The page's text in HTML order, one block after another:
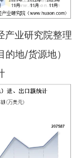
产业研究院整理
地/货源地）